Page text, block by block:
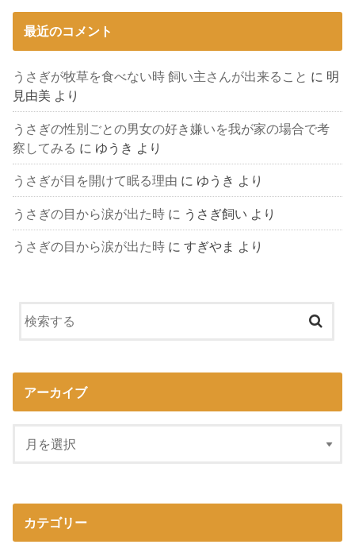
最近のコメント
うさぎが牧草を食べない時 飼い主さんが出来ること に 明
見由美 より
うさぎの性別ごとの男女の好き嫌いを我が家の場合で考
察してみる に ゆうき より
うさぎが目を開けて眠る理由 に ゆうき より
うさぎの目から涙が出た時 に うさぎ飼い より
うさぎの目から涙が出た時 にすぎやま より
アーカイブ
カテゴリー